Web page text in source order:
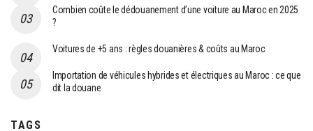
Combien coûte le dédouanement d’une voiture au Maroc en 2025
?
Voitures de +5 ans : règles douanières & coûts au Maroc
Importation de véhicules hybrides et électriques au Maroc : ce que
dit la douane
TAGS